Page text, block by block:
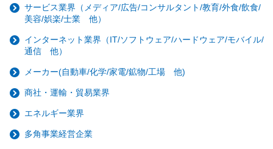
サービス業界（メディア/広告/コンサルタント/教育/外食/飲食/
美容/娯楽/士業 他）
インターネット業界（IT/ソフトウェア/ハードウェア/モバイル/
通信 他）
メーカー(自動車/化学/家電/鉱物/工場 他)
商社・運輸・貿易業界
エネルギー業界
多角事業経営企業